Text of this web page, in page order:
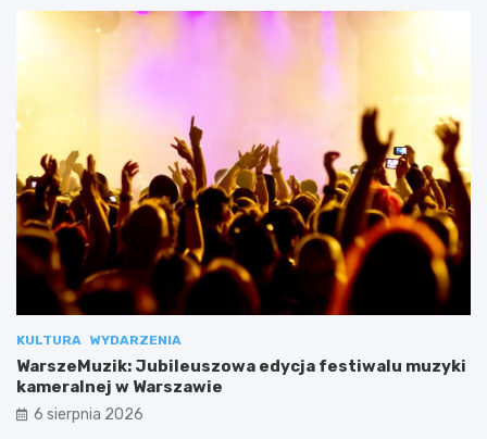
KULTURA WYDARZENIA
WarszeMuzik: Jubileuszowa edycja festiwalu muzyki
kameralnej w Warszawie
6 sierpnia 2026